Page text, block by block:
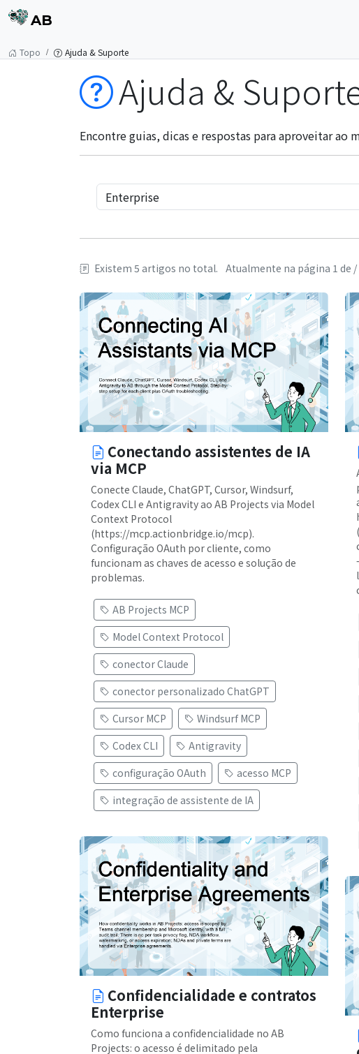
AB
Topo Ajuda & Suporte
Ajuda &
Encontre guias, dicas e respostas para aproveitar
Existem 5 artigos no total. Atualmente na página 1 de /
Conectando assistentes de IA
via MCP
Conecte Claude, ChatGPT, Cursor, Windsurf,
Codex CLI e Antigravity ao AB Projects via Model
Context Protocol
(https://mcp.actionbridge.io/mcp).
Configuração OAuth por cliente, como
funcionam as chaves de acesso e solução de
problemas.
AB Projects MCP
Model Context Protocol
conector Claude
conector personalizado ChatGPT
Cursor MCP
Windsurf MCP
Codex CLI
Antigravity
configuração OAuth
acesso MCP
integração de assistente de IA
Confidencialidade e contratos
Enterprise
Como funciona a confidencialidade no AB
Projects: o acesso é delimitado pela